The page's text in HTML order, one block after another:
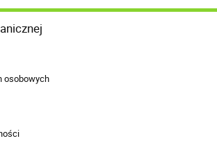
osobowych